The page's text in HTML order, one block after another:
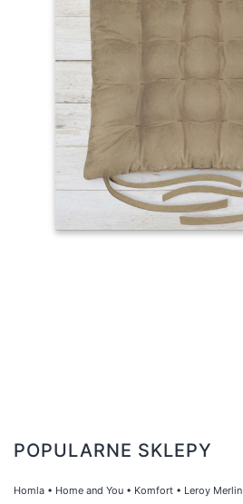
POPULARNE SKLEPY
Homla • Home and You • Komfort • Leroy Merlin